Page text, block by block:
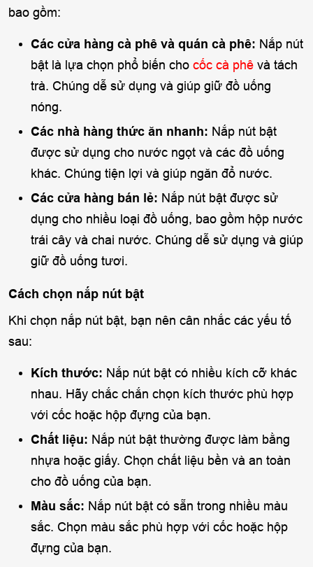
bao gồm:
Các cửa hàng cà phê và quán cà phê: Nắp nút
bật là lựa chọn phổ biến cho cốc cà phê và tách
trà. Chúng dễ sử dụng và giúp giữ đồ uống
nóng.
Các nhà hàng thức ăn nhanh: Nắp nút bật
được sử dụng cho nước ngọt và các đồ uống
khác. Chúng tiện lợi và giúp ngăn đổ nước.
Các cửa hàng bán lẻ: Nắp nút bật được sử
dụng cho nhiều loại đồ uống, bao gồm hộp nước
trái cây và chai nước. Chúng dễ sử dụng và giúp
giữ đồ uống tươi.
Cách chọn nắp nút bật
Khi chọn nắp nút bật, bạn nên cân nhắc các yếu tố
sau:
Kích thước: Nắp nút bật có nhiều kích cỡ khác
nhau. Hãy chắc chắn chọn kích thước phù hợp
với cốc hoặc hộp đựng của bạn.
Chất liệu: Nắp nút bật thường được làm bằng
nhựa hoặc giấy. Chọn chất liệu bền và an toàn
cho đồ uống của bạn.
Màu sắc: Nắp nút bật có sẵn trong nhiều màu
sắc. Chọn màu sắc phù hợp với cốc hoặc hộp
đựng của bạn.